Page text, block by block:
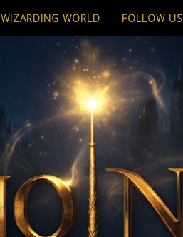
WIZARDING WORLD FOLLOW US